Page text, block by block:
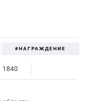
#НАГРАЖДЕНИЕ
1840